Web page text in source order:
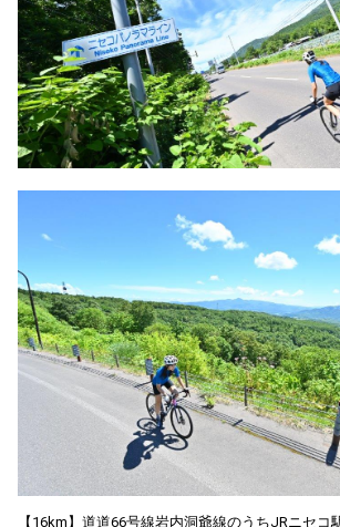
【16km】道道66号線岩内洞爺線のうちJRニセコ